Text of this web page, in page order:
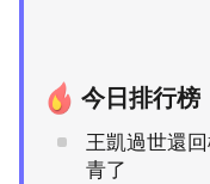
今日排行榜
王凱過世還
青了